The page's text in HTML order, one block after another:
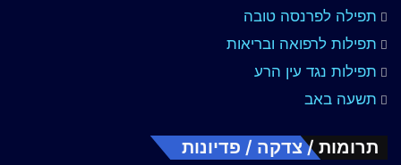
תפילה לפרנסה טובה
תפילות לרפואה ובריאות
תפילות נגד עין הרע
תשעה באב
תרומות / צדקה / פדיונות